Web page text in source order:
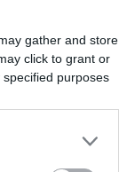
gather and store
click to grant or
purposes